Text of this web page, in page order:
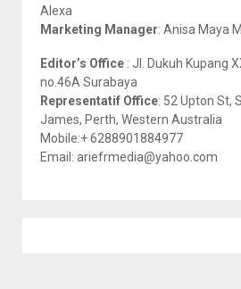
Alexa
Marketing Manager: Anisa Maya M
Editor’s Office : Jl. Dukuh Kupang
no.46A Surabaya
Representatif Office: 52 Upton St,
James, Perth, Western Australia
Mobile:+ 6288901884977
Email: ariefrmedia@yahoo.com